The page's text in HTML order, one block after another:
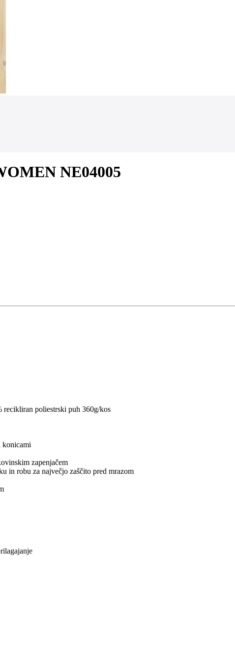
NE04005
poliestrski puh 360g/kos
konicami
zapenjačem
in robu za največjo zaščito pred mrazom